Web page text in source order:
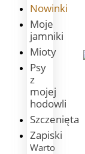
Nowinki
Moje
jamniki
Mioty
Psy
z
mojej
hodowli
Szczenięta
Zapiski
Warto